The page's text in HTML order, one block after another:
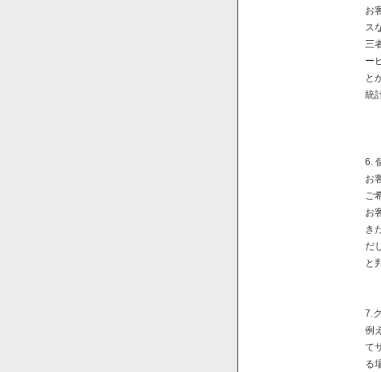
お
ス
三
ー
と
統
6.
お
ご
お
き
だ
と
7.
例
て
る